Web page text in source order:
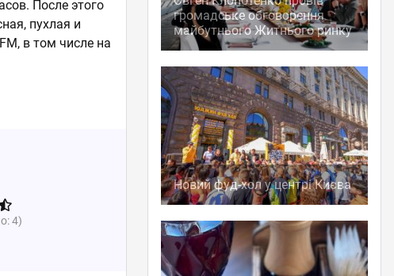
После этого
пухлая и
в том числе на
4)
громадське обговорення
майбутнього Житнього ринку
Новий фуд-хол у центрі Києва